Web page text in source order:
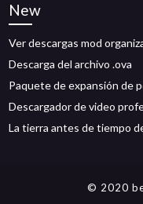
New
Ver descargas mod
Descarga del archivo .ova
Paquete de expansión de
Descargador de video
La tierra antes de tiempo
© 2020